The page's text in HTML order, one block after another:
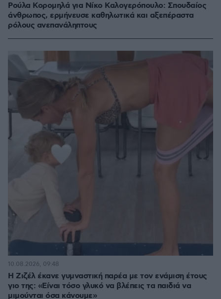
Ρούλα Κορομηλά για Νίκο Καλογερόπουλο: Σπουδαίος
άνθρωπος, ερμήνευσε καθηλωτικά και αξεπέραστα
ρόλους ανεπανάληπτους
Η Ζιζέλ έκανε γυμναστική παρέα με τον ενάμιση έτους
γιο της: «Είναι τόσο γλυκό να βλέπεις τα παιδιά να
μιμούνται όσα κάνουμε»
10.08.2026, 09:48